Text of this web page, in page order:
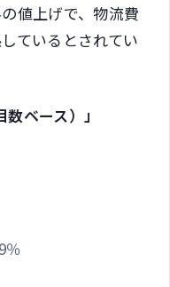
値上げで、物流費
ているとされてい
ベース）」